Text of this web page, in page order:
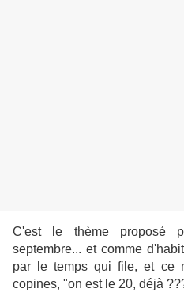
C'est le thème proposé
septembre... et comme
par le temps qui file, et ce
copines, "on est le 20, déjà